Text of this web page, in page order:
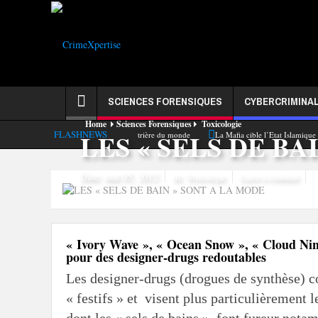
SCIENCES FORENSIQUES
FLASHNEWS
: l’arme la plus meurtrière du monde La Mafia cible l’Etat Islamique
Home Sciences Forensiques Toxicologie
LES « SELS DE
« Ivory Wave », « Ocean Snow », « Cloud
pour des designer-drugs redoutables
Les designer-drugs (drogues de synthèse)
« festifs » et visent plus particulièrement